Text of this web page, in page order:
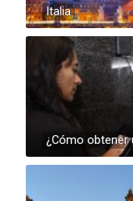
Italia
¿Cómo obtener